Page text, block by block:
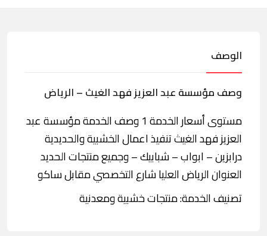
الوصف
وصف مؤسسة عبد العزيز فهد الغيث – الرياض
مستوى أسعار الخدمة 1 وصف الخدمة مؤسسة عبد
العزيز فهد الغيث تنفيذ اعمال الخشبية والحديدية
درابزين – ابواب – شبابيك – وجميع منتجات الحديد
العنوان الرياض العليا شارع التخصصي مقابل ساكو
تصنيف الخدمة: منتجات خشبية ومعدنية